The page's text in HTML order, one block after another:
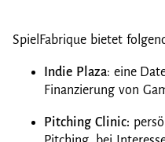
SpielFabrique bietet
Indie Plaza: eine
Finanzierung von
Pitching Clinic: